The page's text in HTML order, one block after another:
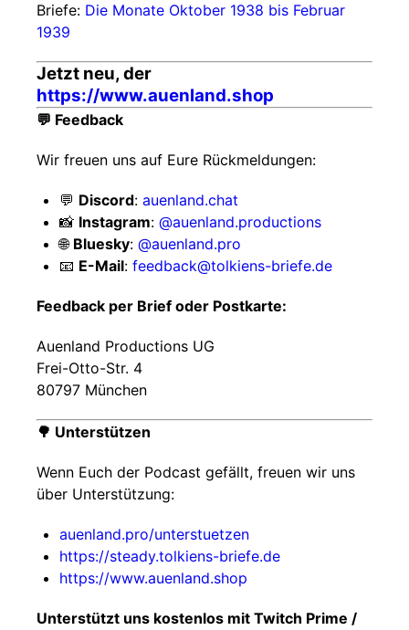
Briefe: Die Monate Oktober 1938 bis Februar
1939
Jetzt neu, der
https://www.auenland.shop
💬 Feedback
Wir freuen uns auf Eure Rückmeldungen:
💬 Discord: auenland.chat
📸 Instagram: @auenland.productions
🌐 Bluesky: @auenland.pro
📧 E-Mail: feedback@tolkiens-briefe.de
Feedback per Brief oder Postkarte:
Auenland Productions UG
Frei-Otto-Str. 4
80797 München
🌳 Unterstützen
Wenn Euch der Podcast gefällt, freuen wir uns
über Unterstützung:
auenland.pro/unterstuetzen
https://steady.tolkiens-briefe.de
https://www.auenland.shop
Unterstützt uns kostenlos mit Twitch Prime /